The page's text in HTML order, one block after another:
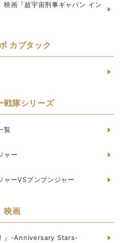
映画『超宇宙刑事ギャバン イン
カブタック
戦隊シリーズ
覧
ャー
ャーVSブンブンジャー
映画
！』-Anniversary Stars-